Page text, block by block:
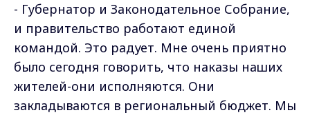
- Губернатор и Законодательное Собрание,
и правительство работают единой
командой. Это радует. Мне очень приятно
было сегодня говорить, что наказы наших
жителей-они исполняются. Они
закладываются в региональный бюджет. Мы